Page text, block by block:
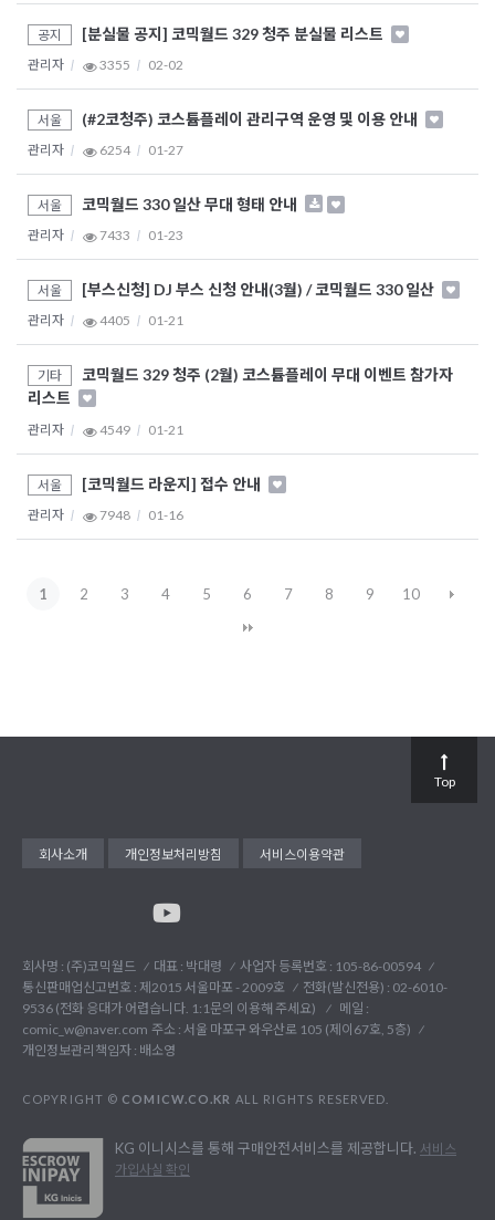
공지 [분실물 공지] 코믹월드 329 청주 분실물 리스트
관리자 3355 02-02
서울 (#2코청주) 코스튬플레이 관리구역 운영 및 이용 안내
관리자 6254 01-27
서울 코믹월드 330 일산 무대 형태 안내
관리자 7433 01-23
서울 [부스신청] DJ 부스 신청 안내(3월) / 코믹월드 330 일산
관리자 4405 01-21
기타
코믹월드 329 청주 (2월) 코스튬플레이 무대 이벤트 참가자
리스트
관리자 4549 01-21
서울 [코믹월드 라운지] 접수 안내
관리자 7948 01-16
1 2 3 4 5 6 7 8 9 10
회사소개 개인정보처리방침 서비스이용약관
회사명 : (주)코믹월드 대표 : 박대령
사업자 등록번호 : 105-86-00594
통신판매업신고번호 : 제2015 서울마포 - 2009호
전화(발신전용) : 02-6010-
9536 (전화 응대가 어렵습니다. 1:1문의 이용해 주세요)
메일 :
comic_w@naver.com 주소 : 서울 마포구 와우산로 105 (제이67호, 5층)
개인정보관리책임자 : 배소영
COPYRIGHT © COMICW.CO.KR ALL RIGHTS RESERVED.
KG 이니시스를 통해 구매안전서비스를 제공합니다. 서비스
가입사실 확인
Top